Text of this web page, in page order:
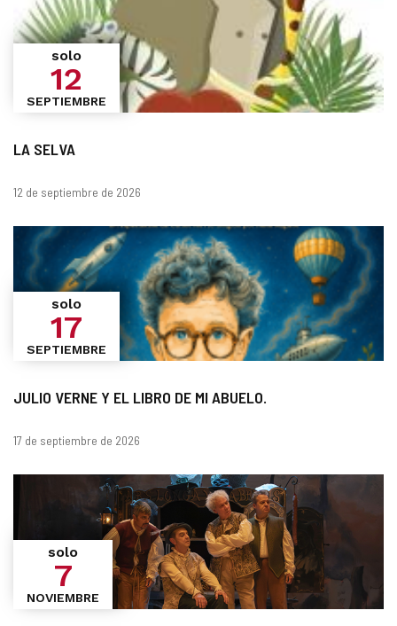
LA SELVA
solo
12
SEPTIEMBRE
Fechas
12 de septiembre de 2026
JULIO VERNE Y EL LIBRO DE MI ABUELO.
solo
17
SEPTIEMBRE
Fechas
17 de septiembre de 2026
solo
7
NOVIEMBRE